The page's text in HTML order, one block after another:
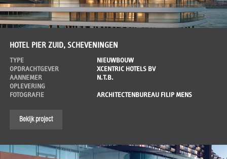
HOTEL PIER ZUID, SCHEVENINGEN
TYPE
NIEUWBOUW
OPDRACHTGEVER
XCENTRIC HOTELS BV
AANNEMER
N.T.B.
OPLEVERING
FOTOGRAFIE
ARCHITECTENBUREAU FILIP MENS
Bekijk project